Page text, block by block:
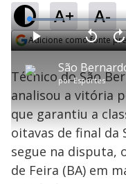
A+ A-
Adicione como fonte
porEsportes
P V
t
a
r
1
0
e
g
n
d
s
A
n
ç
a
0
s
e
u
n
L
o
a
d
e
5
.
6
2
Técnico do São
analisou a vitória
que garantiu a
oitavas de final da
segue na disputa,
de Feira (BA) em